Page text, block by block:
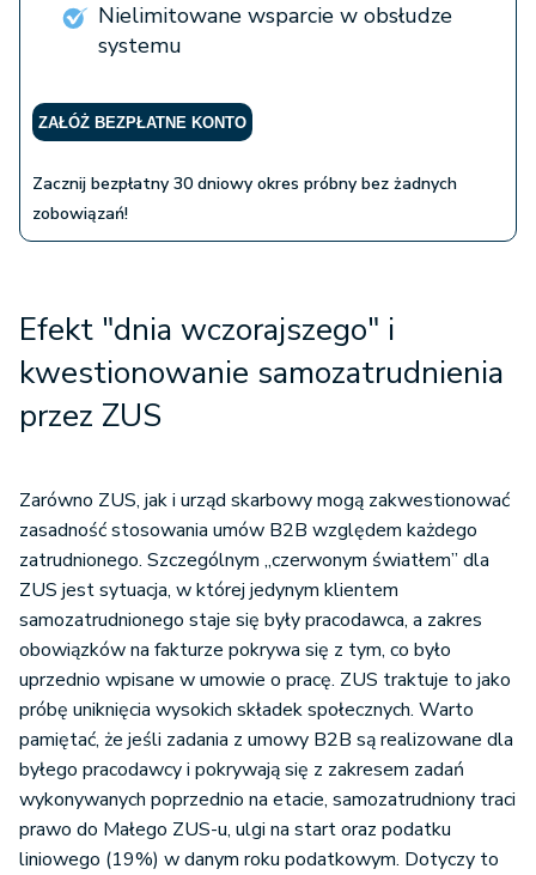
Nielimitowane wsparcie w obsłudze
systemu
ZAŁÓŻ BEZPŁATNE KONTO
Zacznij bezpłatny 30 dniowy okres próbny bez żadnych
zobowiązań!
Efekt "dnia wczorajszego" i
kwestionowanie samozatrudnienia
przez ZUS
Zarówno ZUS, jak i urząd skarbowy mogą zakwestionować
zasadność stosowania umów B2B względem każdego
zatrudnionego. Szczególnym „czerwonym światłem” dla
ZUS jest sytuacja, w której jedynym klientem
samozatrudnionego staje się były pracodawca, a zakres
obowiązków na fakturze pokrywa się z tym, co było
uprzednio wpisane w umowie o pracę. ZUS traktuje to jako
próbę uniknięcia wysokich składek społecznych. Warto
pamiętać, że jeśli zadania z umowy B2B są realizowane dla
byłego pracodawcy i pokrywają się z zakresem zadań
wykonywanych poprzednio na etacie, samozatrudniony traci
prawo do Małego ZUS-u, ulgi na start oraz podatku
liniowego (19%) w danym roku podatkowym. Dotyczy to